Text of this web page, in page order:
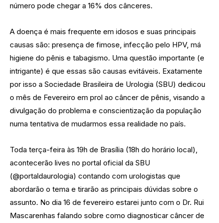
número pode chegar a 16% dos cânceres.
A doença é mais frequente em idosos e suas principais
causas são: presença de fimose, infecção pelo HPV, má
higiene do pênis e tabagismo. Uma questão importante (e
intrigante) é que essas são causas evitáveis. Exatamente
por isso a Sociedade Brasileira de Urologia (SBU) dedicou
o mês de Fevereiro em prol ao câncer de pênis, visando a
divulgação do problema e conscientização da população
numa tentativa de mudarmos essa realidade no país.
Toda terça-feira às 19h de Brasília (18h do horário local),
acontecerão lives no portal oficial da SBU
(@portaldaurologia) contando com urologistas que
abordarão o tema e tirarão as principais dúvidas sobre o
assunto. No dia 16 de fevereiro estarei junto com o Dr. Rui
Mascarenhas falando sobre como diagnosticar câncer de